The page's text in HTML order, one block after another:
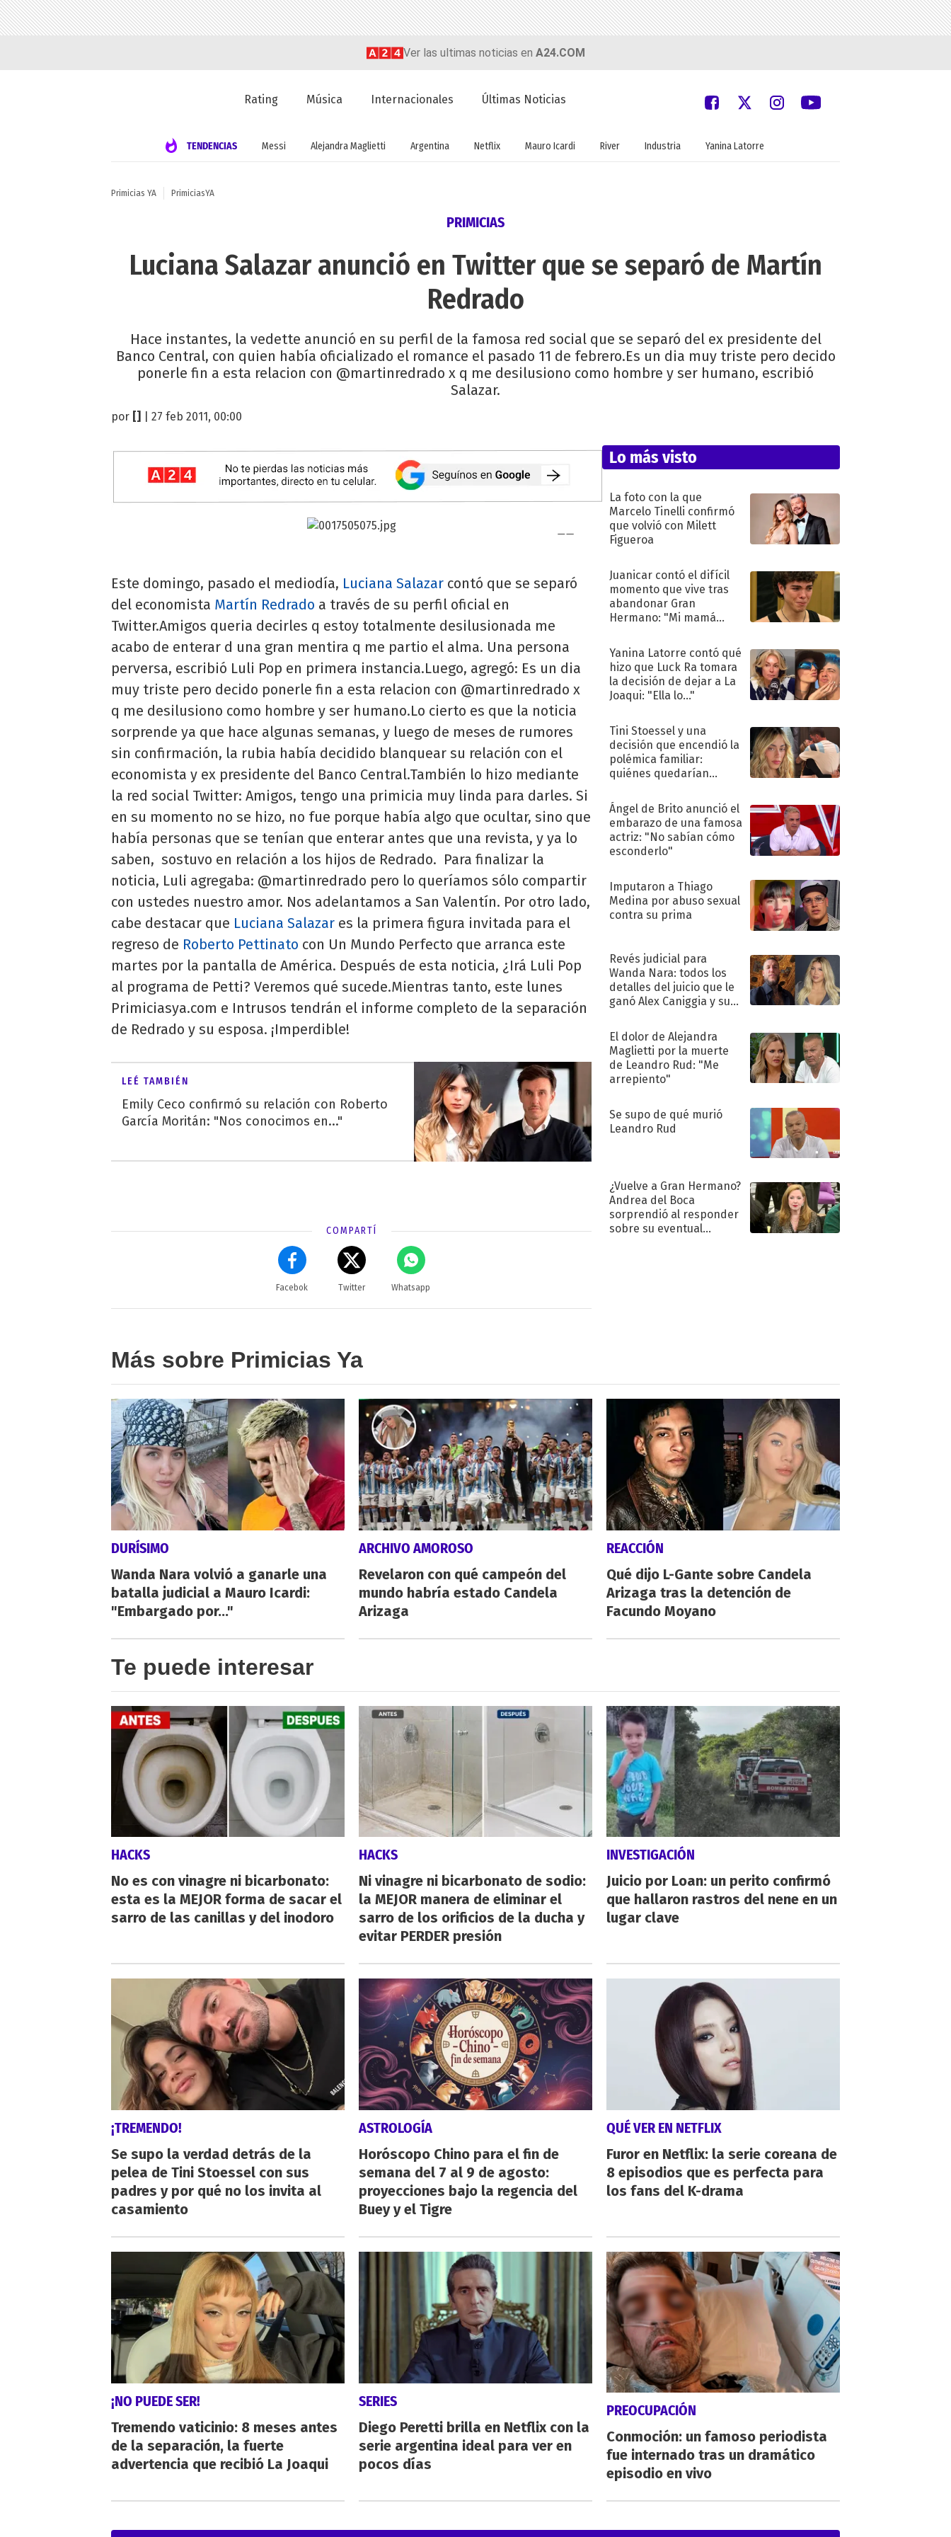
Ver las ultimas noticias en A24.COM
Rating Música Internacionales Últimas Noticias
TENDENCIAS Messi Alejandra Maglietti Argentina Netflix Mauro Icardi River Industria Yanina Latorre
Primicias YA PrimiciasYA
PRIMICIAS
Luciana Salazar anunció en Twitter que se separó de Martín
Redrado
Hace instantes, la vedette anunció en su perfil de la famosa red social que se separó del ex presidente del
Banco Central, con quien había oficializado el romance el pasado 11 de febrero.Es un dia muy triste pero decido
ponerle fin a esta relacion con @martinredrado x q me desilusiono como hombre y ser humano, escribió
Salazar.
por | 27 feb 2011, 00:00
Este domingo, pasado el mediodía, Luciana Salazar contó que se separó
del economista Martín Redrado a través de su perfil oficial en
Twitter.Amigos queria decirles q estoy totalmente desilusionada me
acabo de enterar d una gran mentira q me partio el alma. Una persona
perversa, escribió Luli Pop en primera instancia.Luego, agregó: Es un dia
muy triste pero decido ponerle fin a esta relacion con @martinredrado x
q me desilusiono como hombre y ser humano.Lo cierto es que la noticia
sorprende ya que hace algunas semanas, y luego de meses de rumores
sin confirmación, la rubia había decidido blanquear su relación con el
economista y ex presidente del Banco Central.También lo hizo mediante
la red social Twitter: Amigos, tengo una primicia muy linda para darles. Si
en su momento no se hizo, no fue porque había algo que ocultar, sino que
había personas que se tenían que enterar antes que una revista, y ya lo
saben, sostuvo en relación a los hijos de Redrado. Para finalizar la
noticia, Luli agregaba: @martinredrado pero lo queríamos sólo compartir
con ustedes nuestro amor. Nos adelantamos a San Valentín. Por otro lado,
cabe destacar que Luciana Salazar es la primera figura invitada para el
regreso de Roberto Pettinato con Un Mundo Perfecto que arranca este
martes por la pantalla de América. Después de esta noticia, ¿Irá Luli Pop
al programa de Petti? Veremos qué sucede.Mientras tanto, este lunes
Primiciasya.com e Intrusos tendrán el informe completo de la separación
de Redrado y su esposa. ¡Imperdible!
LEÉ TAMBIÉN
Emily Ceco confirmó su relación con Roberto
García Moritán: "Nos conocimos en..."
COMPARTÍ
Facebok Twitter Whatsapp
Lo más visto
La foto con la que
Marcelo Tinelli confirmó
que volvió con Milett
Figueroa
Juanicar contó el difícil
momento que vive tras
abandonar Gran
Hermano: "Mi mamá
Yanina Latorre contó qué
hizo que Luck Ra tomara
la decisión de dejar a La
Joaqui: "Ella lo..."
Tini Stoessel y una
decisión que encendió la
polémica familiar:
quiénes quedarían
Ángel de Brito anunció el
embarazo de una famosa
actriz: "No sabían cómo
esconderlo"
Imputaron a Thiago
Medina por abuso sexual
contra su prima
Revés judicial para
Wanda Nara: todos los
detalles del juicio que le
ganó Alex Caniggia y sus
El dolor de Alejandra
Maglietti por la muerte
de Leandro Rud: "Me
arrepiento"
Se supo de qué murió
Leandro Rud
¿Vuelve a Gran Hermano?
Andrea del Boca
sorprendió al responder
sobre su eventual
Más sobre Primicias Ya
DURÍSIMO
Wanda Nara volvió a ganarle una
batalla judicial a Mauro Icardi:
"Embargado por..."
ARCHIVO AMOROSO
Revelaron con qué campeón del
mundo habría estado Candela
Arizaga
REACCIÓN
Qué dijo L-Gante sobre Candela
Arizaga tras la detención de
Facundo Moyano
Te puede interesar
HACKS
No es con vinagre ni bicarbonato:
esta es la MEJOR forma de sacar el
sarro de las canillas y del inodoro
HACKS
Ni vinagre ni bicarbonato de sodio:
la MEJOR manera de eliminar el
sarro de los orificios de la ducha y
evitar PERDER presión
INVESTIGACIÓN
Juicio por Loan: un perito confirmó
que hallaron rastros del nene en un
lugar clave
¡TREMENDO!
Se supo la verdad detrás de la
pelea de Tini Stoessel con sus
padres y por qué no los invita al
casamiento
ASTROLOGÍA
Horóscopo Chino para el fin de
semana del 7 al 9 de agosto:
proyecciones bajo la regencia del
Buey y el Tigre
QUÉ VER EN NETFLIX
Furor en Netflix: la serie coreana de
8 episodios que es perfecta para
los fans del K-drama
¡NO PUEDE SER!
Tremendo vaticinio: 8 meses antes
de la separación, la fuerte
advertencia que recibió La Joaqui
SERIES
Diego Peretti brilla en Netflix con la
serie argentina ideal para ver en
pocos días
PREOCUPACIÓN
Conmoción: un famoso periodista
fue internado tras un dramático
episodio en vivo